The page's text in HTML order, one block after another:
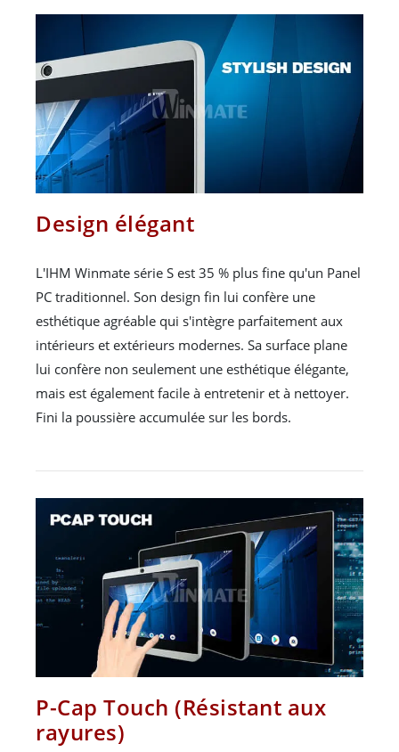
Design élégant
L'IHM Winmate série S est 35 % plus fine qu'un Panel
PC traditionnel. Son design fin lui confère une
esthétique agréable qui s'intègre parfaitement aux
intérieurs et extérieurs modernes. Sa surface plane
lui confère non seulement une esthétique élégante,
mais est également facile à entretenir et à nettoyer.
Fini la poussière accumulée sur les bords.
P-Cap Touch (Résistant aux
rayures)